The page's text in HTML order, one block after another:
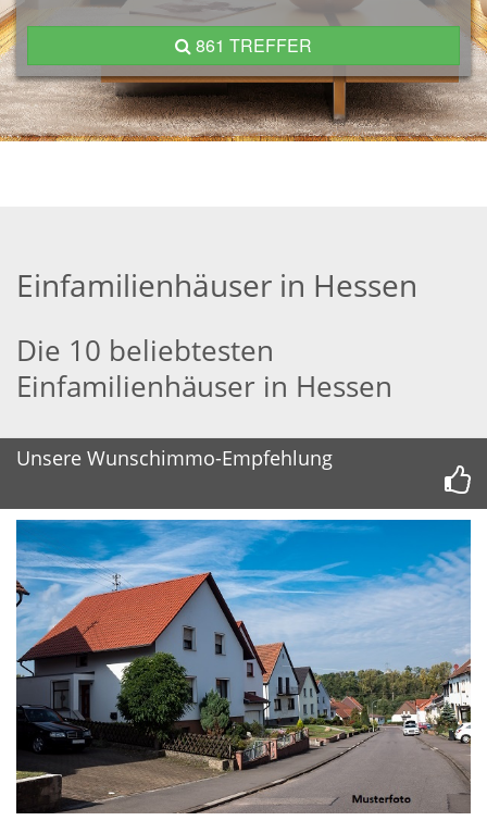
861 TREFFER
Einfamilienhäuser in Hessen
Die 10 beliebtesten
Einfamilienhäuser in Hessen
Unsere Wunschimmo-Empfehlung